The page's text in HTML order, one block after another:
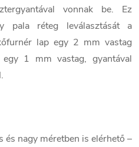
vonnak be. Ez
pala réteg leválasztását a
lap egy 2 mm vastag
1 mm vastag, gyantával
nagy méretben is elérhető –